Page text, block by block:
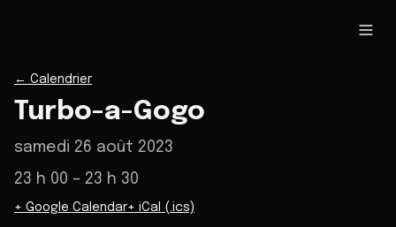
← Calendrier
Turbo-a-Gogo
samedi 26 août 2023
23 h 00 – 23 h 30
+ Google Calendar+ iCal (.ics)